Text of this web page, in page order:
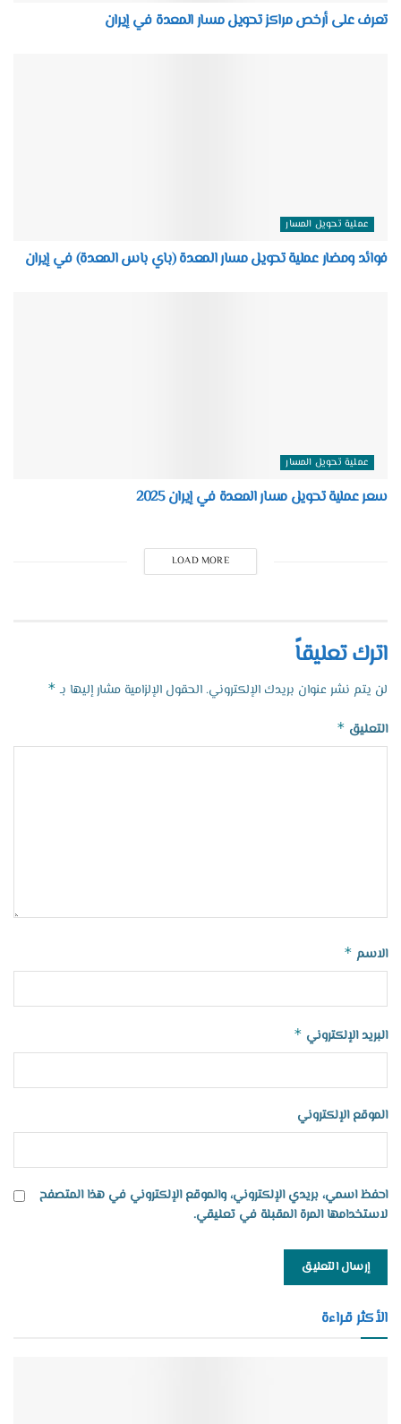
تعرف على أرخص مراكز تحويل مسار المعدة في إيران
عملية تحويل المسار
فوائد ومضار عملية تحويل مسار المعدة (باي باس المعدة) في إيران
عملية تحويل المسار
سعر عملية تحويل مسار المعدة في إيران 2025
LOAD MORE
اترك تعليقاً
لن يتم نشر عنوان بريدك الإلكتروني.الحقول الإلزامية مشار إليها بـ *
التعليق *
الاسم *
البريد الإلكتروني *
الموقع الإلكتروني
احفظ اسمي، بريدي الإلكتروني، والموقع الإلكتروني في هذا المتصفح
لاستخدامها المرة المقبلة في تعليقي.
الأكثر قراءة